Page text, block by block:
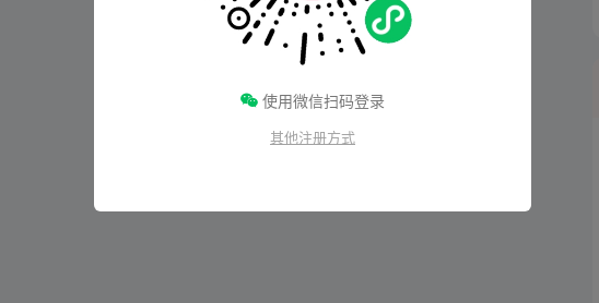
使用微信扫码登录
其他注册方式